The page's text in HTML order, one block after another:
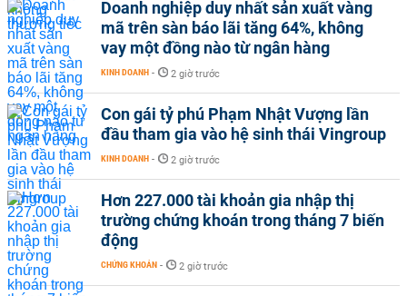
Doanh nghiệp duy nhất sản xuất vàng
mã trên sàn báo lãi tăng 64%, không
vay một đồng nào từ ngân hàng
KINH DOANH - 2 giờ trước
Con gái tỷ phú Phạm Nhật Vượng lần
đầu tham gia vào hệ sinh thái Vingroup
KINH DOANH - 2 giờ trước
Hơn 227.000 tài khoản gia nhập thị
trường chứng khoán trong tháng 7 biến
động
CHỨNG KHOÁN - 2 giờ trước